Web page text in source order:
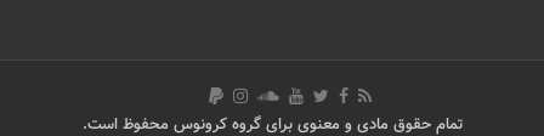
تمام حقوق مادی و معنوی برای گروه کرونوس محفوظ است.